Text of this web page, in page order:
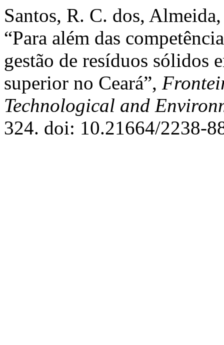
Santos, R. C. dos,
“Para além das
gestão de resíduos sólidos
superior no Ceará”,
Technological and
324. doi: 10.21664/2238-